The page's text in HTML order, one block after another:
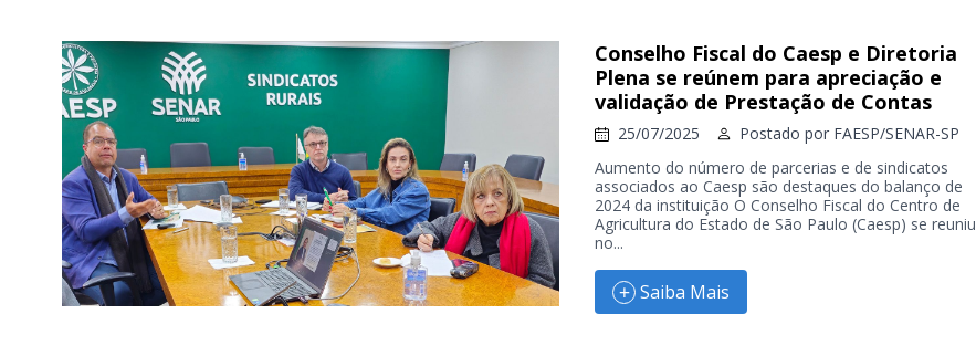
Conselho Fiscal do Caesp e Diretoria
Plena se reúnem para apreciação e
validação de Prestação de Contas
25/07/2025 Postado por FAESP/SENAR-SP
Aumento do número de parcerias e de sindicatos
associados ao Caesp são destaques do balanço de
2024 da instituição O Conselho Fiscal do Centro de
Agricultura do Estado de São Paulo (Caesp) se reuniu
no...
Saiba Mais